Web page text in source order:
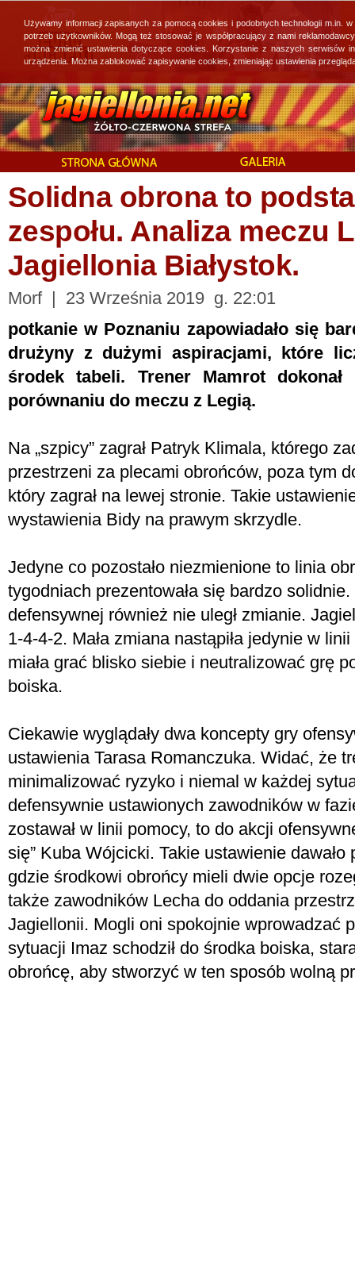
Solidna obrona to
zespołu. Analiza meczu
Jagiellonia Białystok.
Morf | 23 Września 2019 g. 22:01
potkanie w Poznaniu zapowiadało się
drużyny z dużymi aspiracjami, które
środek tabeli. Trener Mamrot
porównaniu do meczu z Legią.
Na „szpicy” zagrał Patryk Klimala, którego
przestrzeni za plecami obrońców, poza tym
który zagrał na lewej stronie. Takie
wystawienia Bidy na prawym skrzydle.
Jedyne co pozostało niezmienione to linia
tygodniach prezentowała się bardzo
defensywnej również nie uległ zmianie.
1-4-4-2. Mała zmiana nastąpiła jedynie w
miała grać blisko siebie i neutralizować grę
boiska.
Ciekawie wyglądały dwa koncepty gry
ustawienia Tarasa Romanczuka. Widać, że
minimalizować ryzyko i niemal w każdej
defensywnie ustawionych zawodników w
zostawał w linii pomocy, to do akcji
się” Kuba Wójcicki. Takie ustawienie
gdzie środkowi obrońcy mieli dwie opcje
także zawodników Lecha do oddania
Jagiellonii. Mogli oni spokojnie wprowadzać
sytuacji Imaz schodził do środka boiska,
obrońcę, aby stworzyć w ten sposób wolną
Używamy informacji zapisanych za pomocą cookies i podobnych technologii
potrzeb użytkowników. Mogą też stosować je współpracujący z nami
można zmienić ustawienia dotyczące cookies. Korzystanie z naszych
urządzenia. Można zablokować zapisywanie cookies, zmieniając ustawienia